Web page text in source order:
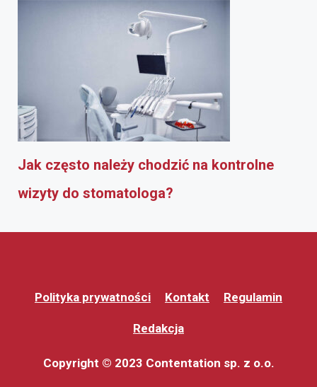
Jak często należy chodzić na kontrolne
wizyty do stomatologa?
Polityka prywatności Kontakt Regulamin
Redakcja
Copyright © 2023 Contentation sp. z o.o.